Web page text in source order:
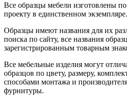
Все образцы мебели изготовлены
проекту в единственном экземпляре.
Образцы имеют названия для их
поиска по сайту, все названия
зарегистрированным товарным
Все мебельные изделия могут
образцов по цвету, размеру,
способами монтажа и
фурнитуры.